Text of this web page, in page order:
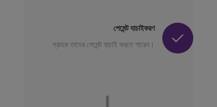
পেমেন্ট যাচাইকরণ
গ্রাহক তাদের পেমেন্ট যাচাই করতে পারেন।